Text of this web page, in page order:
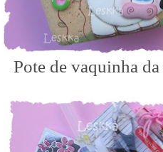
Pote de vaquinha